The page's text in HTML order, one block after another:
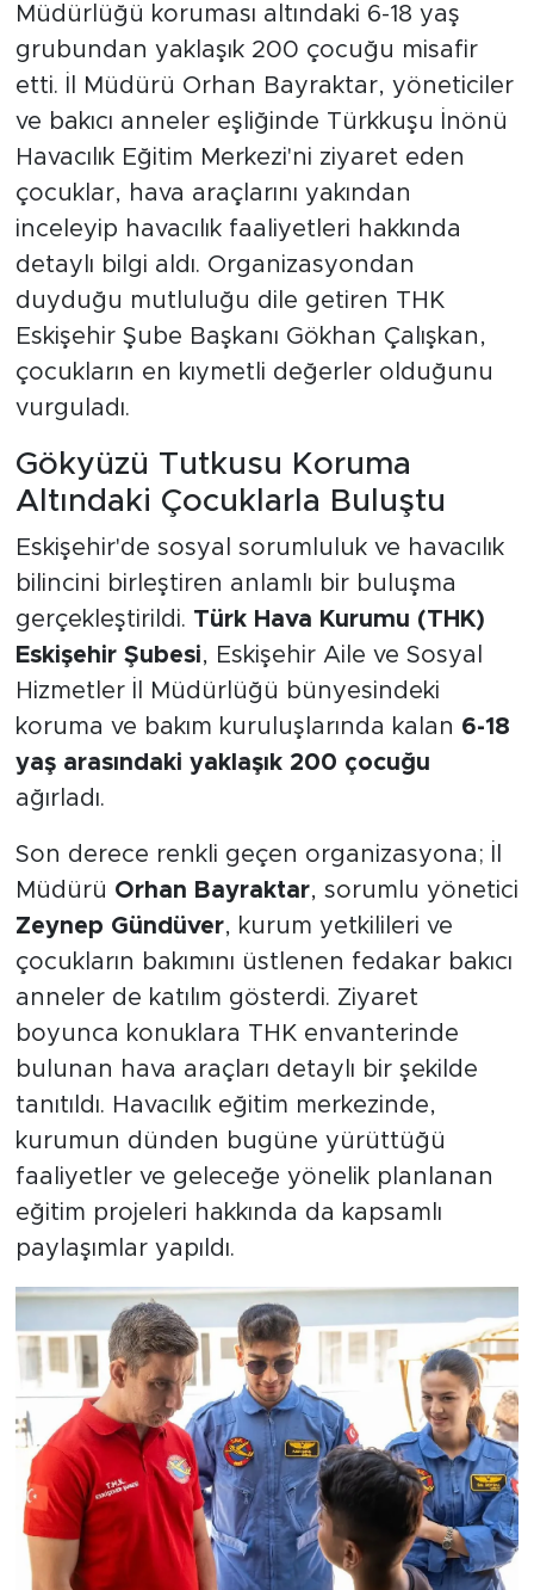
Müdürlüğü koruması altındaki 6-18 yaş
grubundan yaklaşık 200 çocuğu misafir
etti. İl Müdürü Orhan Bayraktar, yöneticiler
ve bakıcı anneler eşliğinde Türkkuşu İnönü
Havacılık Eğitim Merkezi'ni ziyaret eden
çocuklar, hava araçlarını yakından
inceleyip havacılık faaliyetleri hakkında
detaylı bilgi aldı. Organizasyondan
duyduğu mutluluğu dile getiren THK
Eskişehir Şube Başkanı Gökhan Çalışkan,
çocukların en kıymetli değerler olduğunu
vurguladı.
Gökyüzü Tutkusu Koruma
Altındaki Çocuklarla Buluştu
Eskişehir'de sosyal sorumluluk ve havacılık
bilincini birleştiren anlamlı bir buluşma
gerçekleştirildi. Türk Hava Kurumu (THK)
Eskişehir Şubesi, Eskişehir Aile ve Sosyal
Hizmetler İl Müdürlüğü bünyesindeki
koruma ve bakım kuruluşlarında kalan 6-18
yaş arasındaki yaklaşık 200 çocuğu
ağırladı.
Son derece renkli geçen organizasyona; İl
Müdürü Orhan Bayraktar, sorumlu yönetici
Zeynep Gündüver, kurum yetkilileri ve
çocukların bakımını üstlenen fedakar bakıcı
anneler de katılım gösterdi. Ziyaret
boyunca konuklara THK envanterinde
bulunan hava araçları detaylı bir şekilde
tanıtıldı. Havacılık eğitim merkezinde,
kurumun dünden bugüne yürüttüğü
faaliyetler ve geleceğe yönelik planlanan
eğitim projeleri hakkında da kapsamlı
paylaşımlar yapıldı.